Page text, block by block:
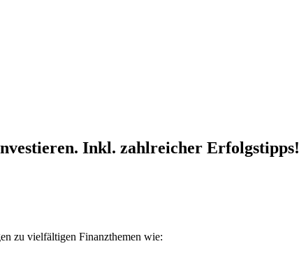
Inkl. zahlreicher Erfolgstipps!
zu vielfältigen Finanzthemen wie: